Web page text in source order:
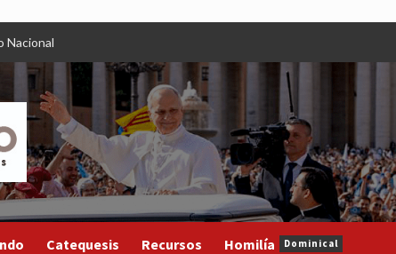
Nacional
Catequesis Recursos Homilía Dominical